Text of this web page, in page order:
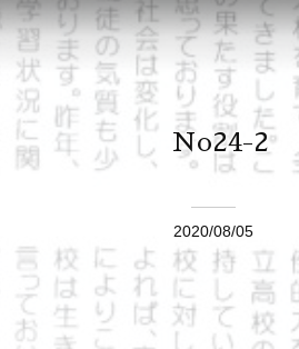
No24-2
2020/08/05